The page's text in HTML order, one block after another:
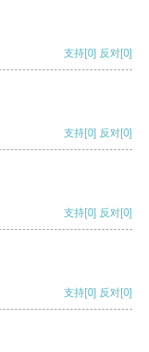
支持[0] 反对[0]
支持[0] 反对[0]
支持[0] 反对[0]
支持[0] 反对[0]